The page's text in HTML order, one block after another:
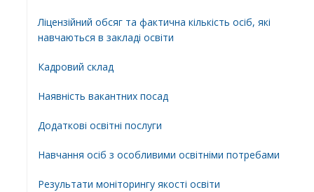
Ліцензійний обсяг та фактична кількість осіб, які
навчаються в закладі освіти
Кадровий склад
Наявність вакантних посад
Додатковi освiтнi послуги
Навчання осіб з особливими освітніми потребами
Результати моніторингу якості освіти